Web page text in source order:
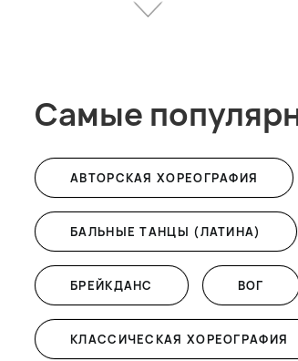
Самые
АВТОРСКАЯ ХОРЕОГРАФИЯ
БАЛЬНЫЕ ТАНЦЫ (ЛАТИНА)
БРЕЙКДАНС ВОГ
КЛАССИЧЕСКАЯ ХОРЕОГРАФИЯ